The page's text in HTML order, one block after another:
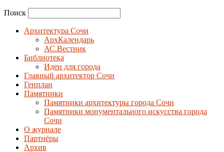
Поиск
Архитектура Сочи
АрхКалендарь
АС.Вестник
Библиотека
Идеи для города
Главный архитектор Сочи
Генплан
Памятники
Памятники архитектуры города Сочи
Памятники монументального искусства города
Сочи
О журнале
Партнёры
Архив